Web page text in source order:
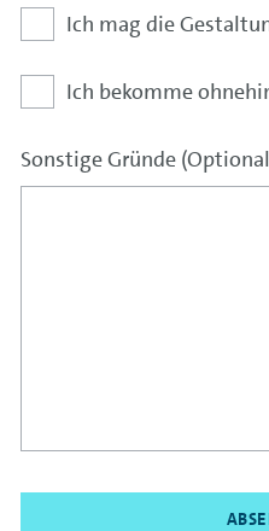
Ich mag die
Ich bekomme
Sonstige Gründe